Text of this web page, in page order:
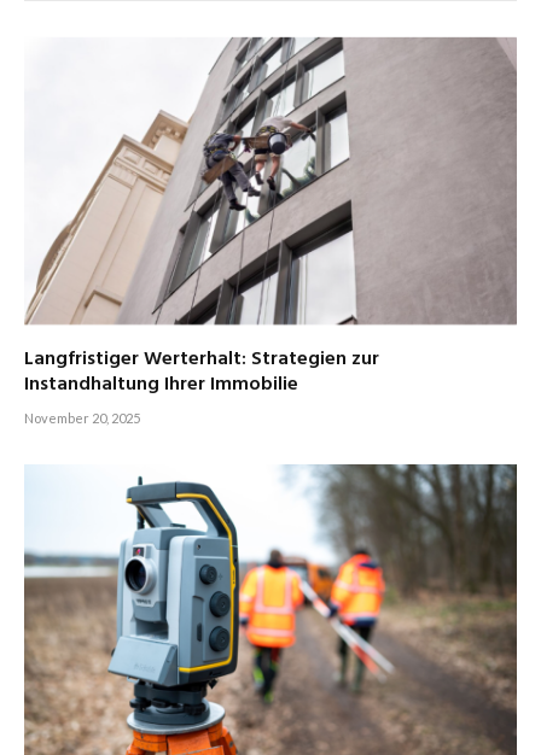
Langfristiger Werterhalt: Strategien zur
Instandhaltung Ihrer Immobilie
November 20, 2025